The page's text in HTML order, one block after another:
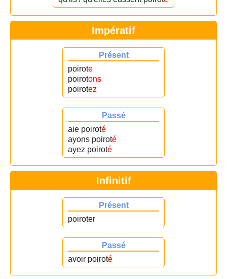
Impératif
Présent
poirote
poirotons
poirotez
Passé
aie poiroté
ayons poiroté
ayez poiroté
Infinitif
Présent
poiroter
Passé
avoir poiroté